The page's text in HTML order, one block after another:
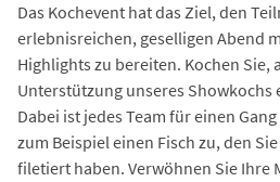
Das Kochevent hat das Ziel, den
erlebnisreichen, geselligen Abend
Highlights zu bereiten. Kochen Sie,
Unterstützung unseres Showkochs
Dabei ist jedes Team für einen
zum Beispiel einen Fisch zu, den
filetiert haben. Verwöhnen Sie Ihre